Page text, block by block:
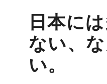
日本に
ない、
い。